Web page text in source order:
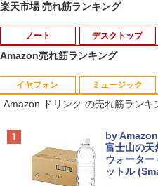
楽天市場 売れ筋ランキング
ノート
1
中古ノー
ore i5
メモリ
B/1TB選
在宅勤務
まかせ中
ン 中古
デスクトップ
1
WACOM
G0
￥6,500
1
【中古】
園社の研
￥14,794
Amazon売れ筋ランキング
イヤフォン
Anker
全ワイヤレ
セリング
間再生 / コ
ミュージック
BRUCE
[Explicit]
￥250
Amazon ドリンク の売れ筋ランキ
by
富士山の天
ウォーター
ットル